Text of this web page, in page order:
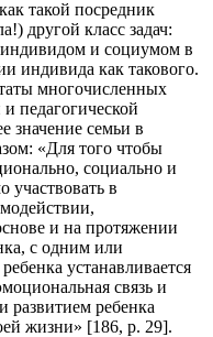
такой посредник
другой класс задач:
индивидом и социумом в
индивида как такового.
многочисленных
педагогической
значение семьи в
«Для того чтобы
социально и
участвовать в
и на протяжении
с одним или
устанавливается
связь и
развитием ребенка
жизни» [186, р. 29].